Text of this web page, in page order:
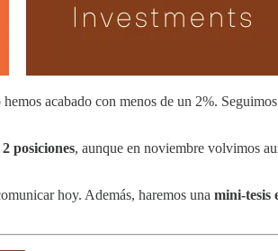
acabado con menos de un 2%.
posiciones, aunque en noviembre volvimos
hoy. Además, haremos una mini-tesis